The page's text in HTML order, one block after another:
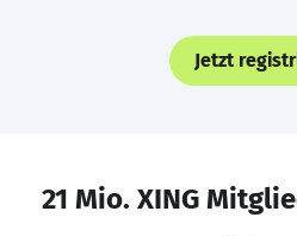
Jetzt
21 Mio. XING